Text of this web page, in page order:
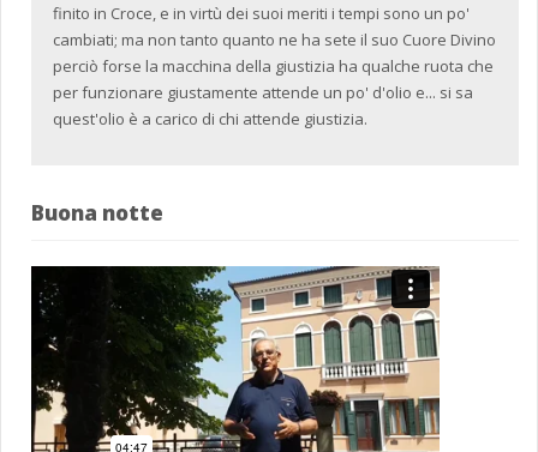
finito in Croce, e in virtù dei suoi meriti i tempi sono un po'
cambiati; ma non tanto quanto ne ha sete il suo Cuore Divino
perciò forse la macchina della giustizia ha qualche ruota che
per funzionare giustamente attende un po' d'olio e... si sa
quest'olio è a carico di chi attende giustizia.
Buona notte